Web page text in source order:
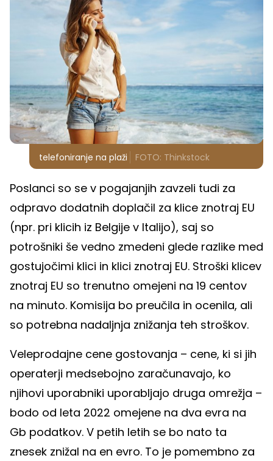
telefoniranje na plaži FOTO: Thinkstock
Poslanci so se v pogajanjih zavzeli tudi za
odpravo dodatnih doplačil za klice znotraj EU
(npr. pri klicih iz Belgije v Italijo), saj so
potrošniki še vedno zmedeni glede razlike med
gostujočimi klici in klici znotraj EU. Stroški klicev
znotraj EU so trenutno omejeni na 19 centov
na minuto. Komisija bo preučila in ocenila, ali
so potrebna nadaljnja znižanja teh stroškov.
Veleprodajne cene gostovanja – cene, ki si jih
operaterji medsebojno zaračunavajo, ko
njihovi uporabniki uporabljajo druga omrežja –
bodo od leta 2022 omejene na dva evra na
Gb podatkov. V petih letih se bo nato ta
znesek znižal na en evro. To je pomembno za